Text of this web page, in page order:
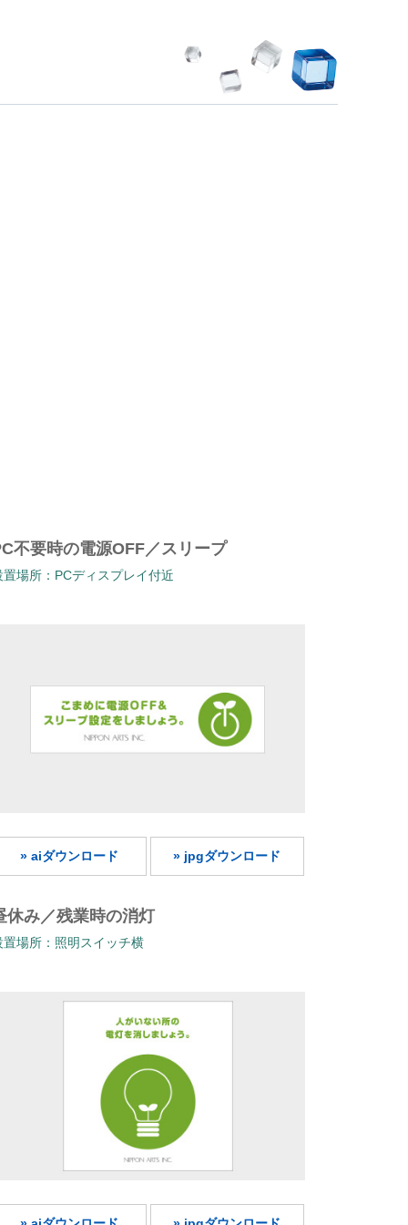
不要時の電源OFF／スリープ
置場所：PCディスプレイ付近
» aiダウンロード » jpgダウンロード
休み／残業時の消灯
置場所：照明スイッチ横